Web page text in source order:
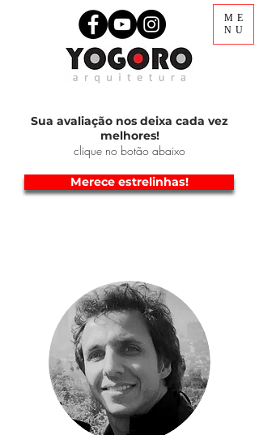
ME
NU
Merece estrelinhas!
Sua avaliação nos deixa cada vez
melhores!
clique no botão abaixo